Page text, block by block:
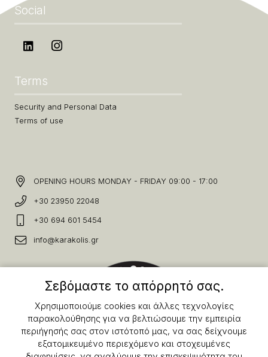
Social
Terms
Security and Personal Data
Terms of use
OPENING HOURS MONDAY - FRIDAY 09:00 - 17:00
+30 23950 22048
+30 694 601 5454
info@karakolis.gr
Σεβόμαστε το απόρρητό σας.
Χρησιμοποιούμε cookies και άλλες τεχνολογίες
παρακολούθησης για να βελτιώσουμε την εμπειρία
περιήγησής σας στον ιστότοπό μας, να σας δείχνουμε
εξατομικευμένο περιεχόμενο και στοχευμένες